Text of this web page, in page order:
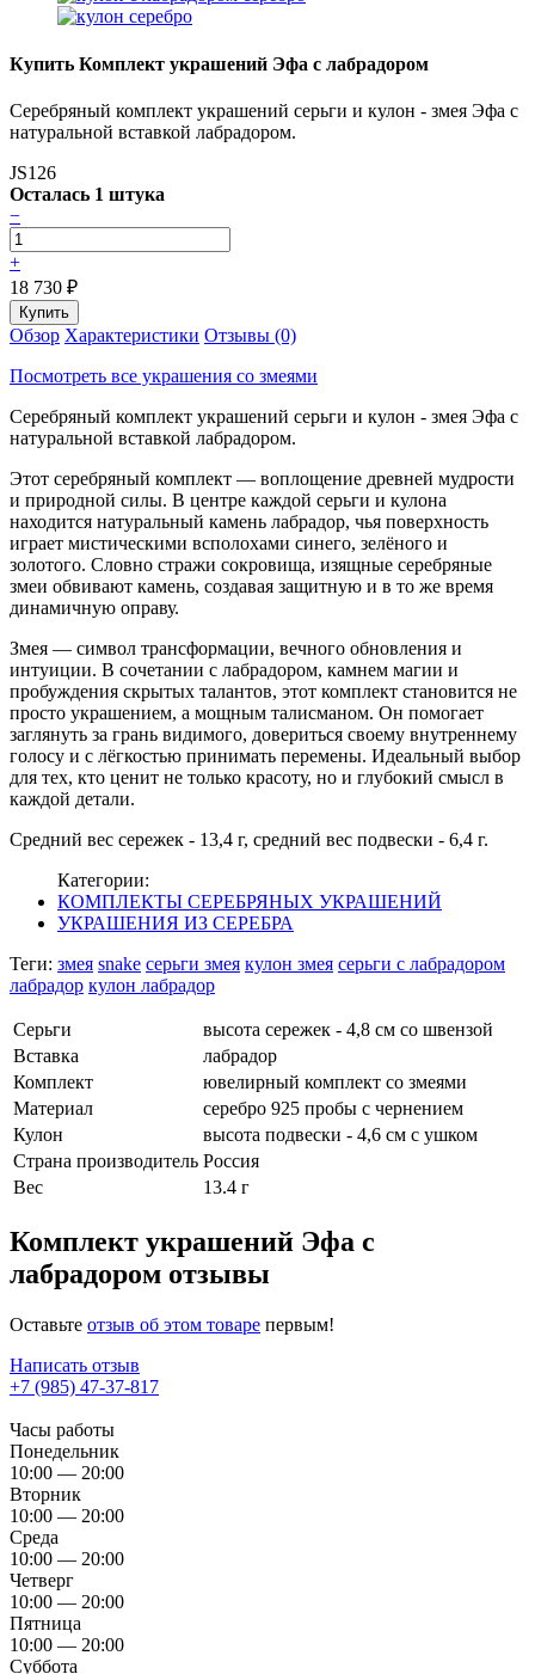
Купить Комплект украшений Эфа с лабрадором
Серебряный комплект украшений серьги и кулон - змея Эфа с
натуральной вставкой лабрадором.
JS126
Осталась 1 штука
−
+
18 730 ₽
Обзор Характеристики Отзывы (0)
Посмотреть все украшения со змеями
Серебряный комплект украшений серьги и кулон - змея Эфа с
натуральной вставкой лабрадором.
Этот серебряный комплект — воплощение древней мудрости
и природной силы. В центре каждой серьги и кулона
находится натуральный камень лабрадор, чья поверхность
играет мистическими всполохами синего, зелёного и
золотого. Словно стражи сокровища, изящные серебряные
змеи обвивают камень, создавая защитную и в то же время
динамичную оправу.
Змея — символ трансформации, вечного обновления и
интуиции. В сочетании с лабрадором, камнем магии и
пробуждения скрытых талантов, этот комплект становится не
просто украшением, а мощным талисманом. Он помогает
заглянуть за грань видимого, довериться своему внутреннему
голосу и с лёгкостью принимать перемены. Идеальный выбор
для тех, кто ценит не только красоту, но и глубокий смысл в
каждой детали.
Средний вес сережек - 13,4 г, средний вес подвески - 6,4 г.
Категории:
КОМПЛЕКТЫ СЕРЕБРЯНЫХ УКРАШЕНИЙ
УКРАШЕНИЯ ИЗ СЕРЕБРА
Теги: змея snake серьги змея кулон змея серьги с лабрадором
лабрадор кулон лабрадор
Серьги
высота сережек - 4,8 см со швензой
Вставка
лабрадор
Комплект
ювелирный комплект со змеями
Материал
серебро 925 пробы с чернением
Кулон
высота подвески - 4,6 см с ушком
Страна производитель Россия
Вес
13.4 г
Комплект украшений Эфа с
лабрадором отзывы
Оставьте отзыв об этом товаре первым!
Написать отзыв
+7 (985) 47-37-817
Часы работы
Понедельник
10:00 — 20:00
Вторник
10:00 — 20:00
Среда
10:00 — 20:00
Четверг
10:00 — 20:00
Пятница
10:00 — 20:00
Суббота